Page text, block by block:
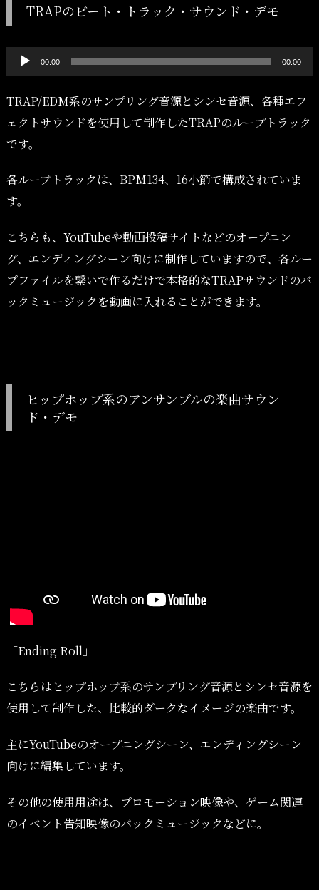
TRAPのビート・トラック・サウンド・デモ
声
プ
レ
ー
ー
00:00 00:00
TRAP/EDM系のサンプリング音源とシンセ音源、各種エフ
ェクトサウンドを使用して制作したTRAPのループトラック
です。
各ループトラックは、BPM134、16小節で構成されていま
す。
こちらも、YouTubeや動画投稿サイトなどのオープニン
グ、エンディングシーン向けに制作していますので、各ルー
プファイルを繋いで作るだけで本格的なTRAPサウンドのバ
ックミュージックを動画に入れることができます。
ヒップホップ系のアンサンブルの楽曲サウン
ド・デモ
「Ending Roll」
こちらはヒップホップ系のサンプリング音源とシンセ音源を
使用して制作した、比較的ダークなイメージの楽曲です。
主にYouTubeのオープニングシーン、エンディングシーン
向けに編集しています。
その他の使用用途は、プロモーション映像や、ゲーム関連
のイベント告知映像のバックミュージックなどに。